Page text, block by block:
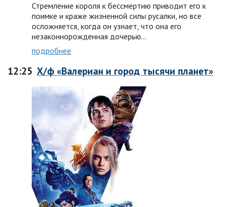
Стремление короля к бессмертию приводит его к
поимке и краже жизненной силы русалки, но все
осложняется, когда он узнает, что она его
незаконнорожденная дочерью…
подробнее
12:25 Х/ф «Валериан и город тысячи планет»